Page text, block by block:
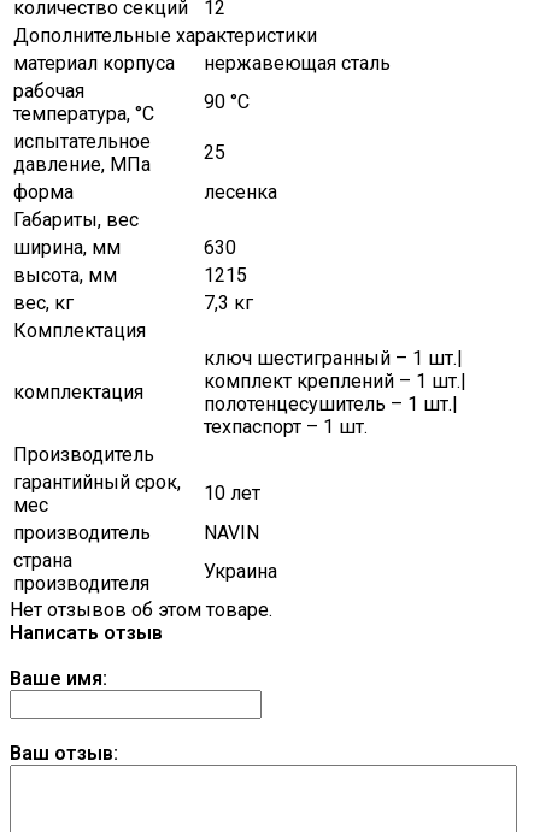
количество секций
12
Дополнительные характеристики
материал корпуса
нержавеющая сталь
рабочая
температура, °C
90 °С
испытательное
давление, МПа
25
форма
лесенка
Габариты, вес
ширина, мм
630
высота, мм
1215
вес, кг
7,3 кг
Комплектация
комплектация
ключ шестигранный – 1 шт.|
комплект креплений – 1 шт.|
полотенцесушитель – 1 шт.|
техпаспорт – 1 шт.
Производитель
гарантийный срок,
мес
10 лет
производитель
NAVIN
страна
производителя
Украина
Нет отзывов об этом товаре.
Написать отзыв
Ваше имя:
Ваш отзыв: